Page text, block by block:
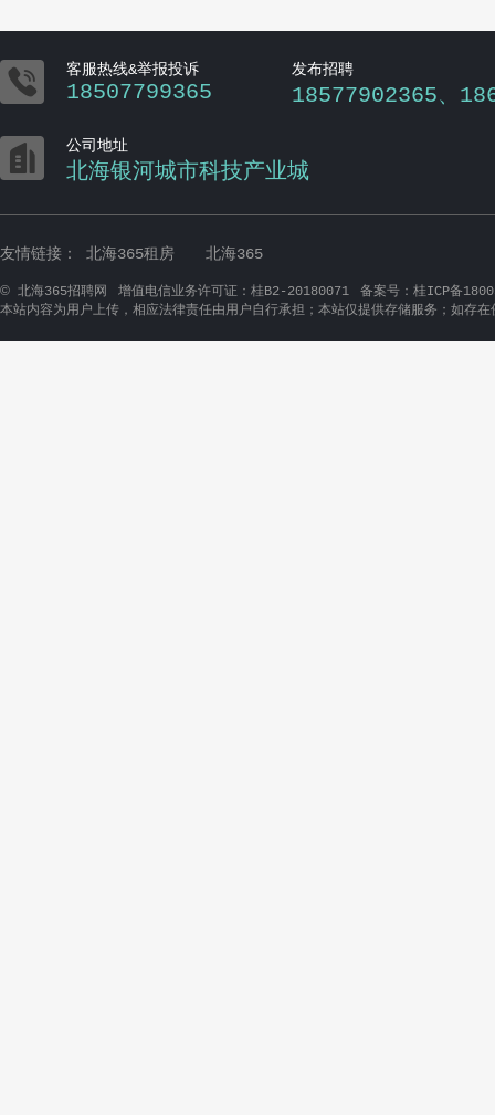
 客服热线&举报投诉
18507799365
发布招聘
18577902365、
 公司地址
北海银河城市科技产业城
友情链接： 北海365租房 北海365
© 北海365招聘网 增值电信业务许可证：桂B2-20180071
备案号：桂ICP备
本站内容为用户上传，相应法律责任由用户自行承担；本站仅提供存储服务；如存